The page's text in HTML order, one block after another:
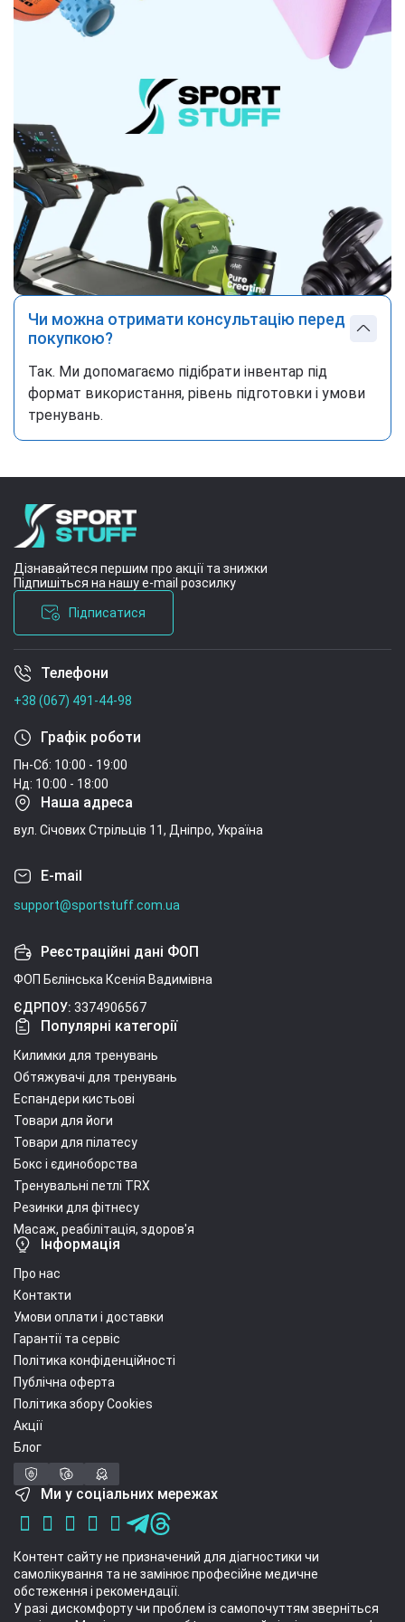
яблочный сок из концентрированного яблочного
сока (20%), глицерин, L-аргинин альфа-
кетогультарат (A-AKG), бетаин HCl, гималайская
соль, кислота (лимонная кислота), ароматизаторы,
подсластители (ацесульфам К, сукралоза, неотам),
консерванты (сорбат калия, бензоат натрия),
мальтодекстрин. Фасовки 1 шот - 60 мл.
Чи можна отримати консультацію перед
покупкою?
Так. Ми допомагаємо підібрати інвентар під
формат використання, рівень підготовки і умови
тренувань.
Дізнавайтеся першим про акції та знижки
Підпишіться на нашу e-mail розсилку
Підписатися
Умови угоди
Телефони
+38 (067) 491-44-98
Графік роботи
Пн-Сб: 10:00 - 19:00
Нд: 10:00 - 18:00
Наша адреса
вул. Січових Стрільців 11, Дніпро, Україна
E-mail
support@sportstuff.com.ua
Реєстраційні дані ФОП
ФОП Бєлінська Ксенія Вадимівна
ЄДРПОУ: 3374906567
Популярні категорії
Килимки для тренувань
Обтяжувачі для тренувань
Еспандери кистьові
Товари для йоги
Товари для пілатесу
Бокс і єдиноборства
Тренувальні петлі TRX
Резинки для фітнесу
Масаж, реабілітація, здоров'я
Інформація
Про нас
Контакти
Умови оплати і доставки
Гарантії та сервіс
Політика конфіденційності
Публічна оферта
Політика збору Cookies
Акції
Блог
Ми у соціальних мережах
Контент сайту не призначений для діагностики чи
самолікування та не замінює професійне медичне
обстеження і рекомендації.
У разі дискомфорту чи проблем із самопочуттям зверніться